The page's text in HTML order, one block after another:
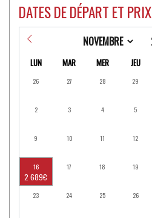
DATES DE DÉPART ET PRIX
LUN MAR MER JEU
26 27 28 29
2 3 4 5
9 10 11 12
16
2 689€
17 18 19
23 24 25 26